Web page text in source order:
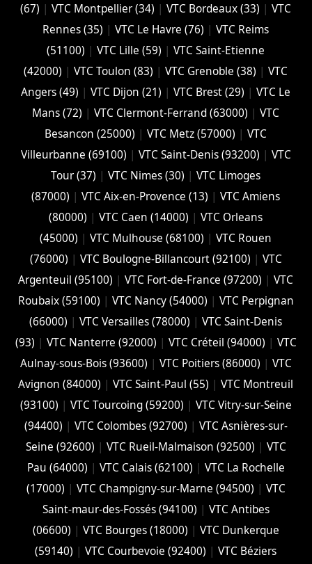
(67) |VTC Montpellier (34) |VTC Bordeaux (33) |VTC
Rennes (35) |VTC Le Havre (76) |VTC Reims
(51100) |VTC Lille (59) |VTC Saint-Etienne
(42000) |VTC Toulon (83) |VTC Grenoble (38) |VTC
Angers (49) |VTC Dijon (21) |VTC Brest (29) |VTC Le
Mans (72) |VTC Clermont-Ferrand (63000) |VTC
Besancon (‎25000) |VTC Metz (57000) |VTC
Villeurbanne (‎69100) | VTC Saint-Denis (93200) | VTC
Tour (37) |VTC Nimes (30) |VTC Limoges
(‎87000) |VTC Aix-en-Provence (13) |VTC Amiens
(‎80000) |VTC Caen (14000) |VTC Orleans
(45000) |VTC Mulhouse (68100) |VTC Rouen
(76000) | VTC Boulogne-Billancourt (92100) | VTC
Argenteuil (95100) |VTC Fort-de-France (97200) |VTC
Roubaix (‎59100) | VTC Nancy (‎54000) | VTC Perpignan
(66000) |VTC Versailles (‎78000) |VTC Saint-Denis
(93) | VTC Nanterre (92000) | VTC Créteil (94000) | VTC
Aulnay-sous-Bois (93600) | VTC Poitiers (86000) | VTC
Avignon (84000) |VTC Saint-Paul (55) |VTC Montreuil
(93100) | VTC Tourcoing (59200) | VTC Vitry-sur-Seine
(94400) | VTC Colombes (92700) | VTC Asnières-sur-
Seine (92600) | VTC Rueil-Malmaison (92500) | VTC
Pau (64000) | VTC Calais (‎62100) | VTC La Rochelle
(17000) | VTC Champigny-sur-Marne (94500) | VTC
Saint-maur-des-Fossés (94100) | VTC Antibes
(06600) | VTC Bourges (18000) | VTC Dunkerque
(59140) |VTC Courbevoie (92400) |VTC Béziers